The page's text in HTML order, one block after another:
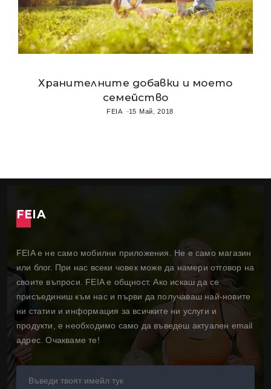
Хранителните добавки и моето
семейство
FEIA 15 Май, 2018
FEIA
FEIA е не само мобилни приложения. Не е само магазин
или блог. При нас всеки човек може да намери отговор на
своите въпроси. FEIA е общност. Ако искаш да се
присъединиш към нас и първи да получаваш най-новите
ни статии и информация за всичките ни услуги и
продукти, е необходимо само да въведеш актуален email
адрес. Очакваме те!